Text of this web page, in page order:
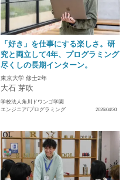
「好き」を仕事にする楽しさ。研
究と両立して4年、プログラミング
尽くしの長期インターン。
東京大学 修士2年
大石 芽吹
学校法人角川ドワンゴ学園
エンジニア/プログラミング
2026/04/30